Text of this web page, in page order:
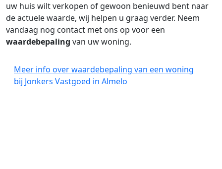
uw huis wilt verkopen of gewoon benieuwd bent naar
de actuele waarde, wij helpen u graag verder. Neem
vandaag nog contact met ons op voor een
waardebepaling van uw woning.
Meer info over waardebepaling van een woning
bij Jonkers Vastgoed in Almelo